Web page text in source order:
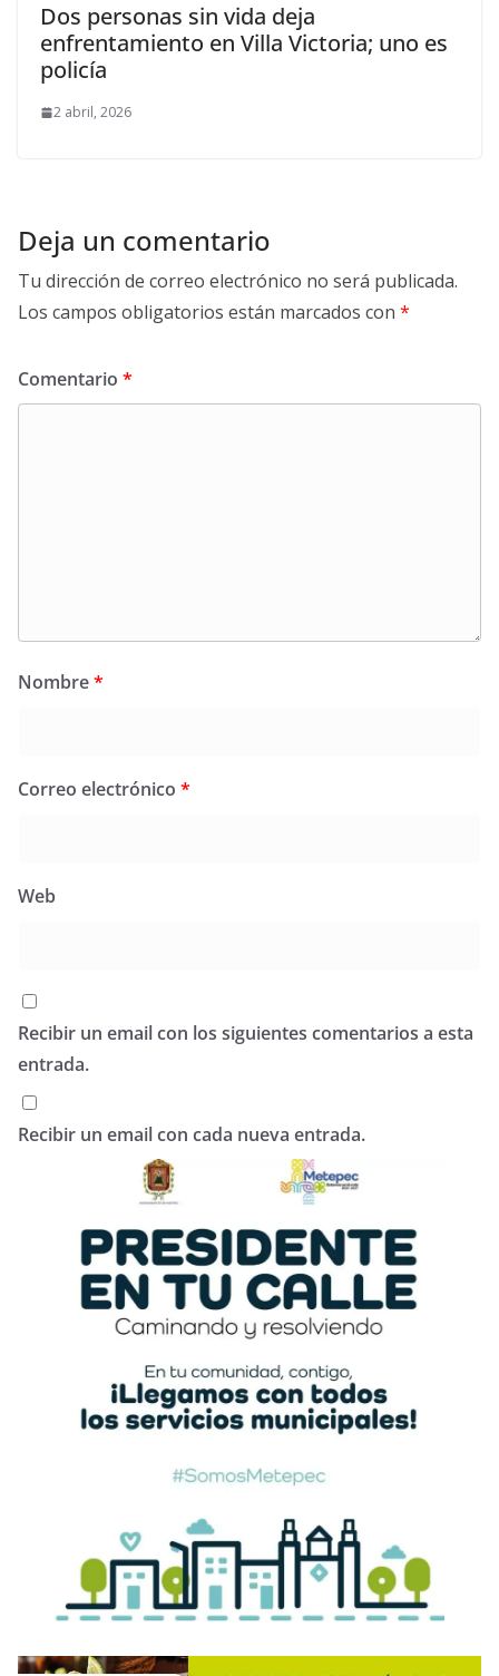
Dos personas sin vida deja
enfrentamiento en Villa Victoria; uno es
policía
2 abril, 2026
Deja un comentario
Tu dirección de correo electrónico no será publicada.
Los campos obligatorios están marcados con *
Comentario *
Nombre*
Correo electrónico *
Web
Recibir un email con los siguientes comentarios a esta
entrada.
Recibir un email con cada nueva entrada.